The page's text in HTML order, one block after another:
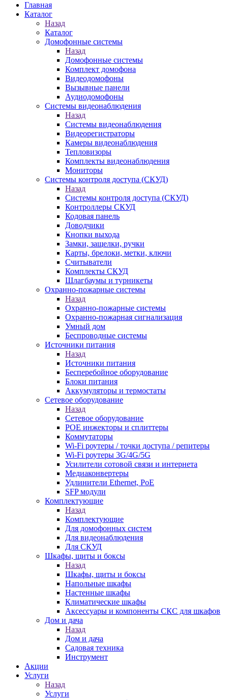
Главная
Каталог
Назад
Каталог
Домофонные системы
Назад
Домофонные системы
Комплект домофона
Видеодомофоны
Вызывные панели
Аудиодомофоны
Системы видеонаблюдения
Назад
Системы видеонаблюдения
Видеорегистраторы
Камеры видеонаблюдения
Тепловизоры
Комплекты видеонаблюдения
Мониторы
Системы контроля доступа (СКУД)
Назад
Системы контроля доступа (СКУД)
Контроллеры СКУД
Кодовая панель
Доводчики
Кнопки выхода
Замки, защелки, ручки
Карты, брелоки, метки, ключи
Считыватели
Комплекты СКУД
Шлагбаумы и турникеты
Охранно-пожарные системы
Назад
Охранно-пожарные системы
Охранно-пожарная сигнализация
Умный дом
Беспроводные системы
Источники питания
Назад
Источники питания
Бесперебойное оборудование
Блоки питания
Аккумуляторы и термостаты
Сетевое оборудование
Назад
Сетевое оборудование
POE инжекторы и сплиттеры
Коммутаторы
Wi-Fi роутеры / точки доступа / репитеры
Wi-Fi роутеры 3G/4G/5G
Усилители сотовой связи и интернета
Медиаконвертеры
Удлинители Ethernet, PoE
SFP модули
Комплектующие
Назад
Комплектующие
Для домофонных систем
Для видеонаблюдения
Для СКУД
Шкафы, щиты и боксы
Назад
Шкафы, щиты и боксы
Напольные шкафы
Настенные шкафы
Климатические шкафы
Аксессуары и компоненты СКС для шкафов
Дом и дача
Назад
Дом и дача
Садовая техника
Инструмент
Акции
Услуги
Назад
Услуги